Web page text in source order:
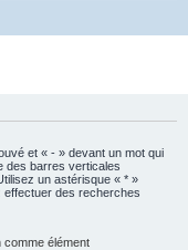
et « - » devant un mot qui
des barres verticales
un astérisque « * »
des recherches
comme élément